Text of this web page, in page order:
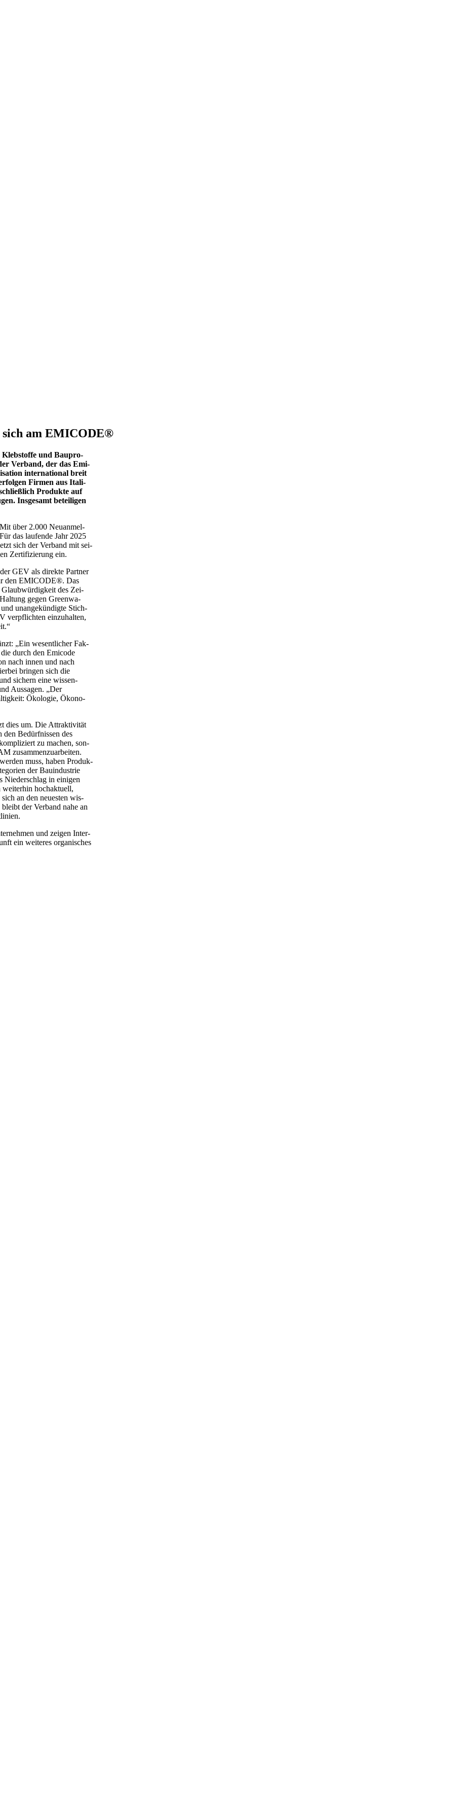
sich am EMICODE®
Kleb­stof­fe und Bau­pro­
Ver­band, der das Emi­­
inter­na­tio­nal breit
Fir­men aus Ita­li­
Pro­duk­te auf
Ins­ge­samt betei­li­gen
über 2.000 Neu­an­mel­
das lau­fen­de Jahr 2025
sich der Ver­band mit sei­
Zer­ti­fi­zie­rung ein.
GEV als direk­te Part­ner
den EMICODE®. Das
Glaub­wür­dig­keit des Zei­
gegen Green­wa­
unan­ge­kün­dig­te Stich­
ver­pflich­ten ein­zu­hal­ten,
„Ein wesent­li­cher Fak­
durch den Emi­code
nach innen und nach
brin­gen sich die
sichern eine wis­sen­
Aus­sa­gen. „Der
Öko­lo­gie, Öko­no­
dies um. Die Attrak­ti­vi­tät
Bedürf­nis­sen des
zu machen, son­
zusam­men­zu­ar­bei­ten.
muss, haben Pro­duk­
der Bau­in­dus­trie
Nie­der­schlag in eini­gen
wei­ter­hin hoch­ak­tu­ell,
an den neu­es­ten wis­
der Ver­band nahe an
und zei­gen Inter­
ein wei­te­res orga­ni­sches